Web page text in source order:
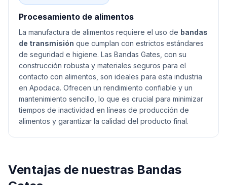
Procesamiento de alimentos
La manufactura de alimentos requiere el uso de bandas
de transmisión que cumplan con estrictos estándares
de seguridad e higiene. Las Bandas Gates, con su
construcción robusta y materiales seguros para el
contacto con alimentos, son ideales para esta industria
en Apodaca. Ofrecen un rendimiento confiable y un
mantenimiento sencillo, lo que es crucial para minimizar
tiempos de inactividad en líneas de producción de
alimentos y garantizar la calidad del producto final.
Ventajas de nuestras Bandas